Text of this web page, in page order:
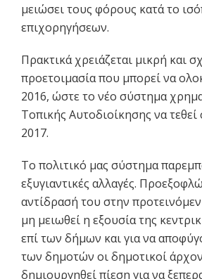
μειώσει τους φόρους κατά το
επιχορηγήσεων.
Πρακτικά χρειάζεται μικρή και
προετοιμασία που μπορεί να
2016, ώστε το νέο σύστημα
Τοπικής Αυτοδιοίκησης να
2017.
Το πολιτικό μας σύστημα
εξυγιαντικές αλλαγές.
αντίδρασή του στην
μη μειωθεί η εξουσία της
επί των δήμων και για να
των δημοτών οι δημοτικοί
δημιουργηθεί πίεση για να